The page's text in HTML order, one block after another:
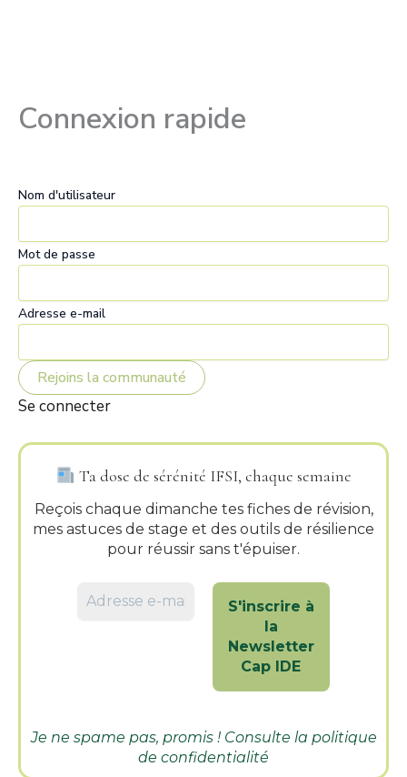
Connexion rapide
Nom d'utilisateur
Mot de passe
Adresse e-mail
Se connecter
Ta dose de sérénité IFSI, chaque semaine
Reçois chaque dimanche tes fiches de révision,
mes astuces de stage et des outils de résilience
pour réussir sans t'épuiser.
Je ne spame pas, promis ! Consulte la politique
de confidentialité